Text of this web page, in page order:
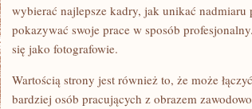
wybierać najlepsze kadry, jak unikać
pokazywać swoje prace w sposób
się jako fotografowie.
Wartością strony jest również to, że może
bardziej osób pracujących z obrazem